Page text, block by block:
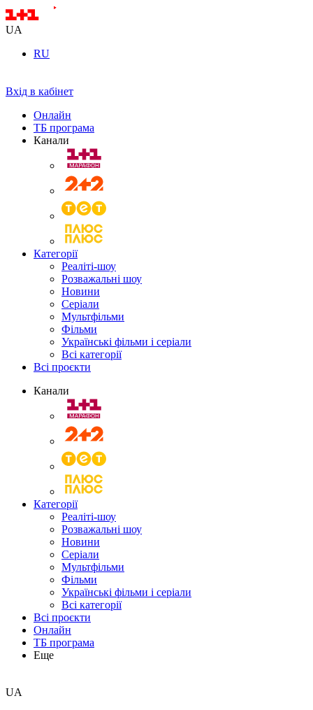
UA
RU
Вхід в кабінет
Онлайн
ТБ програма
Канали
Категорії
Реаліті-шоу
Розважальні шоу
Новини
Серіали
Мультфільми
Фільми
Українські фільми і серіали
Всі категорії
Всі проєкти
Канали
Категорії
Реаліті-шоу
Розважальні шоу
Новини
Серіали
Мультфільми
Фільми
Українські фільми і серіали
Всі категорії
Всі проєкти
Онлайн
ТБ програма
Еще
UA